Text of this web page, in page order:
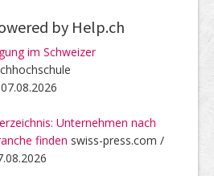
by Help.ch
im Schweizer
Unternehmen nach
finden swiss-press.com /